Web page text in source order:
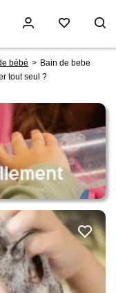
bébé
Bain de bebe
tout seul ?